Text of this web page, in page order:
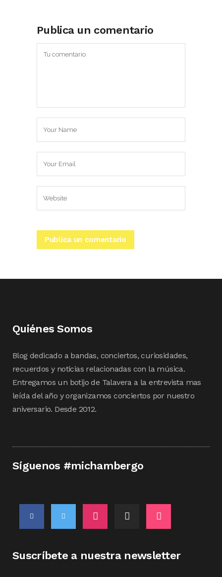
Publica un comentario
Quiénes Somos
Blog dedicado a bandas, conciertos, curiosidades,
recuerdos y noticias relacionadas con la música.
Entregamos un botijo de Talavera a la entrevista mas
leída del año y organizamos conciertos por nuestro
aniversario. Desde 2012.
Síguenos #michambergo
Suscríbete a nuestra newsletter